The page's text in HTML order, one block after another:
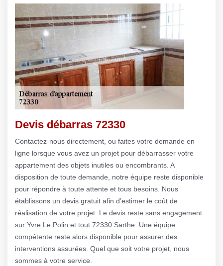
Devis débarras 72330
Contactez-nous directement, ou faites votre demande en
ligne lorsque vous avez un projet pour débarrasser votre
appartement des objets inutiles ou encombrants. A
disposition de toute demande, notre équipe reste disponible
pour répondre à toute attente et tous besoins. Nous
établissons un devis gratuit afin d’estimer le coût de
réalisation de votre projet. Le devis reste sans engagement
sur Yvre Le Polin et tout 72330 Sarthe. Une équipe
compétente reste alors disponible pour assurer des
interventions assurées. Quel que soit votre projet, nous
sommes à votre service.